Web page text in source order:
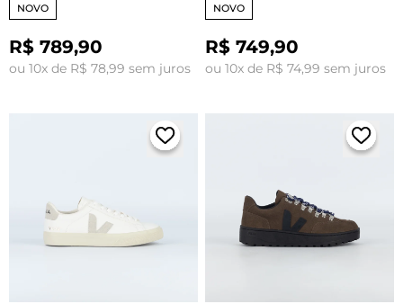
NOVO
R$ 789,90
ou 10x de R$ 78,99 sem juros
NOVO
R$ 749,90
ou 10x de R$ 74,99 sem juros